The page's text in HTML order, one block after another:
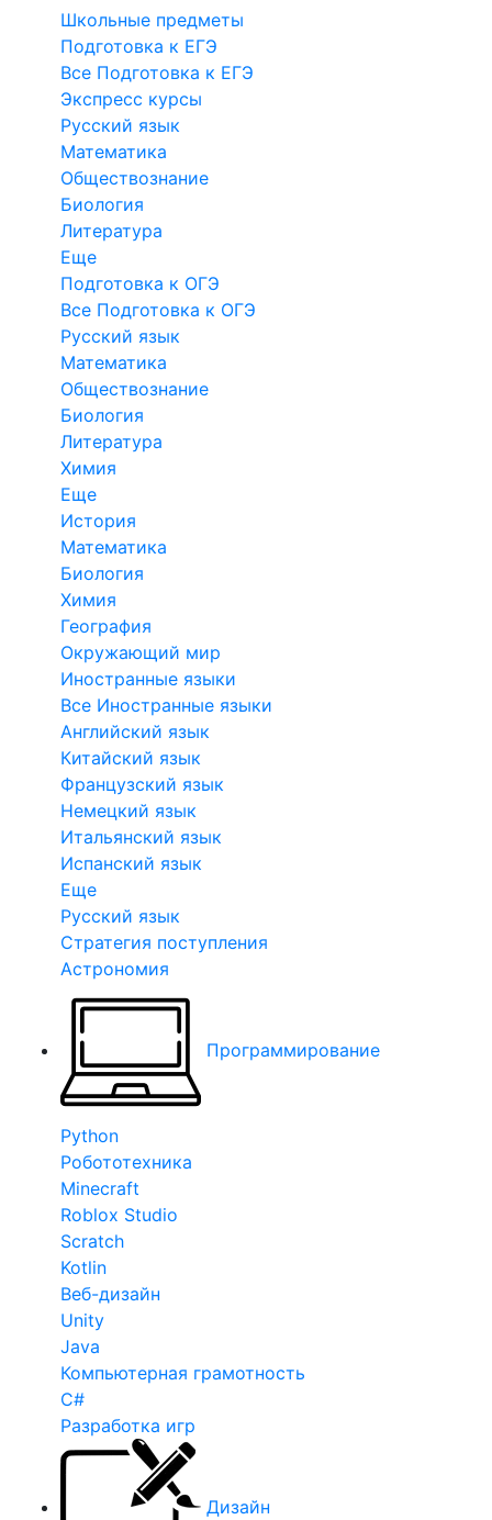
Школьные предметы
Подготовка к ЕГЭ
Все Подготовка к ЕГЭ
Экспресс курсы
Русский язык
Математика
Обществознание
Биология
Литература
Еще
Подготовка к ОГЭ
Все Подготовка к ОГЭ
Русский язык
Математика
Обществознание
Биология
Литература
Химия
Еще
История
Математика
Биология
Химия
География
Окружающий мир
Иностранные языки
Все Иностранные языки
Английский язык
Китайский язык
Французский язык
Немецкий язык
Итальянский язык
Испанский язык
Еще
Русский язык
Стратегия поступления
Астрономия
Программирование
Python
Робототехника
Minecraft
Roblox Studio
Scratch
Kotlin
Веб-дизайн
Unity
Java
Компьютерная грамотность
C#
Разработка игр
Дизайн